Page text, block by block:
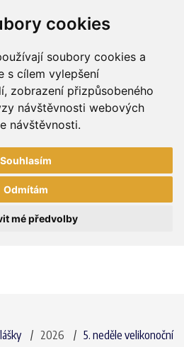
cookies
soubory cookies a
s cílem vylepšení
zobrazení přizpůsobeného
návštěvnosti webových
návštěvnosti.
Souhlasím
Odmítám
mé předvolby
2026 5. neděle velikonoční